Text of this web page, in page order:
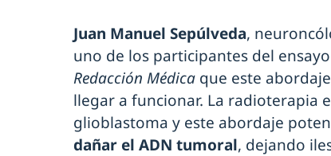
Juan Manuel Sepúlveda,
uno de los participantes del
Redacción Médica que este
llegar a funcionar. La radioterapia
glioblastoma y este abordaje
dañar el ADN tumoral, dejando